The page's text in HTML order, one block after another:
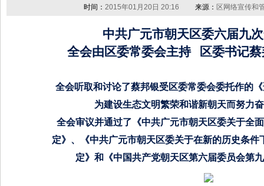
时间： 2015年01月20日 20:16 来源： 区网络宣传和
中共广元市朝天区委六届九
全会由区委常委会主持 区委书记
全会听取和讨论了蔡邦银受区委常委会委托作的
为建设生态文明繁荣和谐新朝天而努力
全会审议并通过了《中共广元市朝天区委关于全
定》、《中共广元市朝天区委关于在新的历史条件
定》和
《中国共产党朝天区第六届委员会第